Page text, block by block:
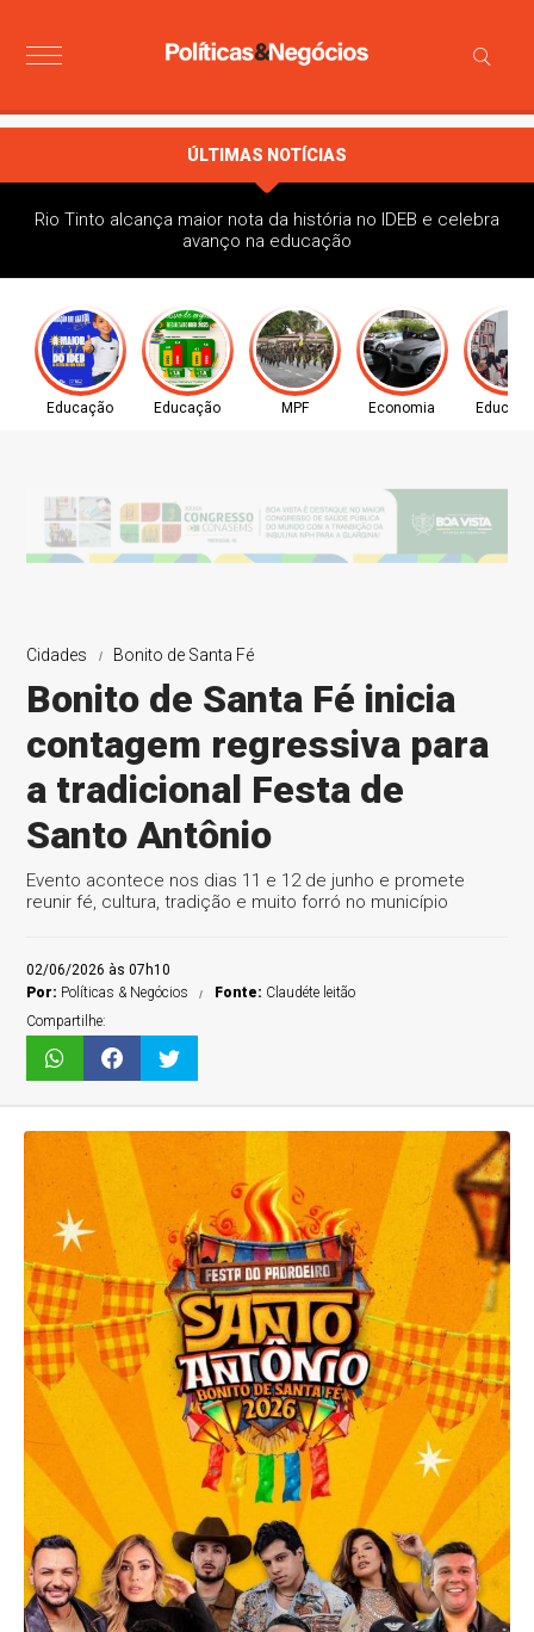
ÚLTIMAS NOTÍCIAS
Rio Tinto alcança maior nota da história no IDEB e celebra
avanço na educação
Educação Educação MPF Economia
Cidades Bonito de Santa Fé
Bonito de Santa Fé inicia
contagem regressiva para
a tradicional Festa de
Santo Antônio
Evento acontece nos dias 11 e 12 de junho e promete
reunir fé, cultura, tradição e muito forró no município
02/06/2026 às 07h10
Por: Políticas & Negócios Fonte: Claudéte leitão
Compartilhe: